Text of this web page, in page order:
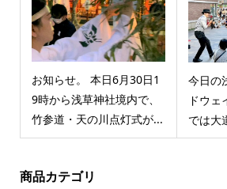
お知らせ。 本日6月30日1
9時から浅草神社境内で、
竹参道・天の川点灯式が...
今日の
ドウ
では大
商品カテゴリ